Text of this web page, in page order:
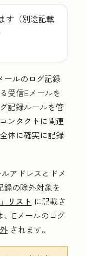
す（別途記載
ールのログ記録
受信Eメールを
記録ルールを管
ンタクトに関連
体に確実に記録
アドレスとドメ
録の除外対象を
リスト に記載さ
、Eメールのログ
されます。